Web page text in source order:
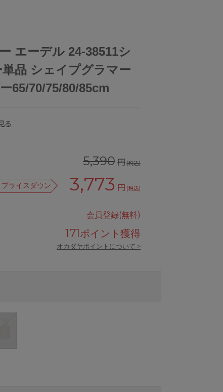
エーデル 24-38511シ
品 シェイプグラマー
65/70/75/80/85cm
る
5,390円(税込)
プライスダウン 3,773 円 (税込)
会員登録(無料)
171ポイント獲得
オカダヤポイントについて >